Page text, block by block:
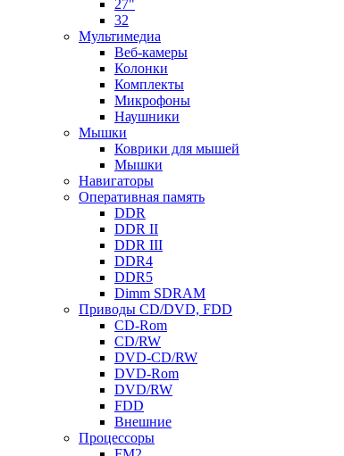
27"
32
Мультимедиа
Веб-камеры
Колонки
Комплекты
Микрофоны
Наушники
Мышки
Коврики для мышей
Мышки
Навигаторы
Оперативная память
DDR
DDR II
DDR III
DDR4
DDR5
Dimm SDRAM
Приводы СD/DVD, FDD
CD-Rom
CD/RW
DVD-CD/RW
DVD-Rom
DVD/RW
FDD
Внешние
Процессоры